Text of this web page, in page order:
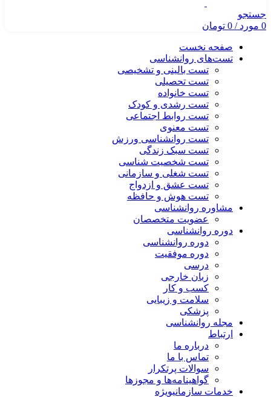
جستجو
0 مورد/
0 تومان
صفحه نخست
تست‌های روانشناسی
تست بالینی و تشخیصی
تست تحصیلی
تست خانواده
تست رشدی و کودک
تست روابط اجتماعی
تست معنوی
تست روانشناسی ورزش
تست سبک زندگی
تست شخصیت شناسی
تست شغلی و سازمانی
تست عشق و ازدواج
تست هوش و حافظه
مشاوره روانشناسی
عضویت متخصصان
دوره روانشناسی
دوره روانشناسی
دوره موفقیت
درسی
زبان خارجی
کسب و کار
سلامت و زیبایی
پزشکی
مجله روانشناسی
ارتباط
درباره ما
تماس با ما
سوالات پرتکرار
گواهینامه‌ها و مجوزها
خدمات سازمانیویژه